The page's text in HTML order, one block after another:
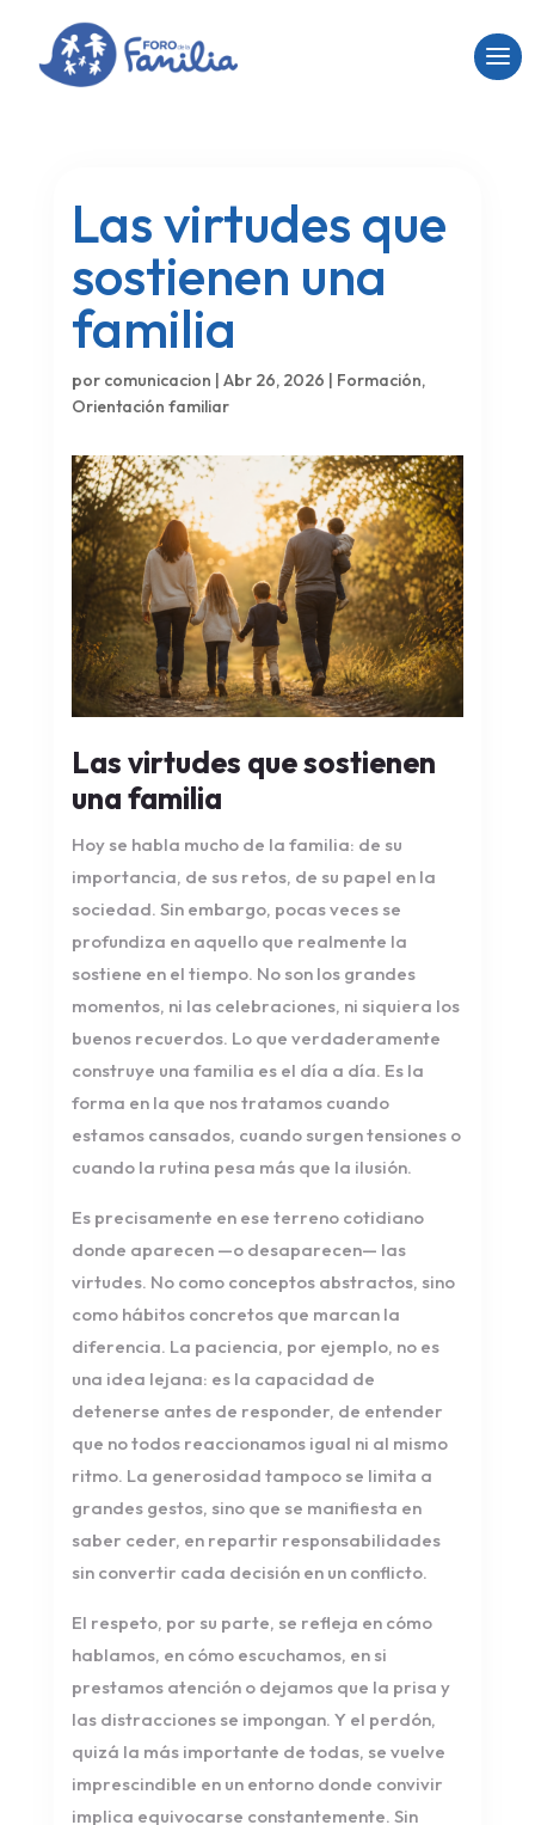
Las virtudes que
sostienen una
familia
por comunicacion | Abr 26, 2026 | Formación,
Orientación familiar
Las virtudes que sostienen
una familia
Hoy se habla mucho de la familia: de su
importancia, de sus retos, de su papel en la
sociedad. Sin embargo, pocas veces se
profundiza en aquello que realmente la
sostiene en el tiempo. No son los grandes
momentos, ni las celebraciones, ni siquiera los
buenos recuerdos. Lo que verdaderamente
construye una familia es el día a día. Es la
forma en la que nos tratamos cuando
estamos cansados, cuando surgen tensiones o
cuando la rutina pesa más que la ilusión.
Es precisamente en ese terreno cotidiano
donde aparecen —o desaparecen— las
virtudes. No como conceptos abstractos, sino
como hábitos concretos que marcan la
diferencia. La paciencia, por ejemplo, no es
una idea lejana: es la capacidad de
detenerse antes de responder, de entender
que no todos reaccionamos igual ni al mismo
ritmo. La generosidad tampoco se limita a
grandes gestos, sino que se manifiesta en
saber ceder, en repartir responsabilidades
sin convertir cada decisión en un conflicto.
El respeto, por su parte, se refleja en cómo
hablamos, en cómo escuchamos, en si
prestamos atención o dejamos que la prisa y
las distracciones se impongan. Y el perdón,
quizá la más importante de todas, se vuelve
imprescindible en un entorno donde convivir
implica equivocarse constantemente. Sin